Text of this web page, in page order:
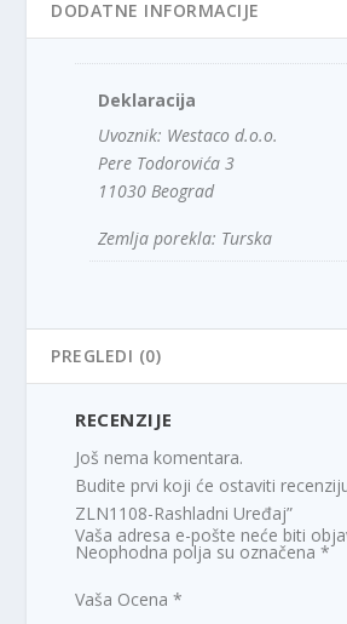
DODATNE INFORMACIJE
Deklaracija
Uvoznik: Westaco d.o.o.
Pere Todorovića 3
11030 Beograd
Zemlja porekla: Turska
PREGLEDI (0)
RECENZIJE
Još nema komentara.
Budite prvi koji će ostaviti
ZLN1108-Rashladni Uređaj”
Vaša adresa e-pošte neće biti
Neophodna polja su označena*
Vaša Ocena*